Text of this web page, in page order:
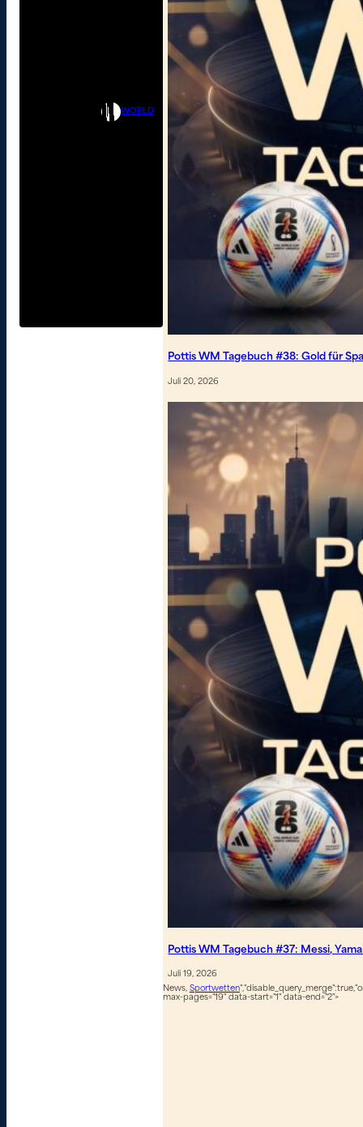
WORLD
Pottis WM Tagebuch #38: Gold für
Juli 20, 2026
Pottis WM Tagebuch #37: Messi,
Juli 19, 2026
News, Sportwetten
max-pages="19" data-start="1" data-end="2">